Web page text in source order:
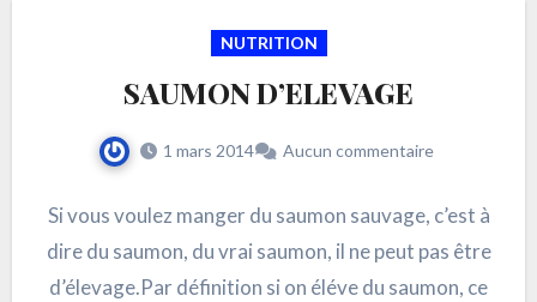
NUTRITION
SAUMON D’ELEVAGE
1 mars 2014 Aucun commentaire
Si vous voulez manger du saumon sauvage, c’est à
dire du saumon, du vrai saumon, il ne peut pas être
d’élevage.Par définition si on éléve du saumon, ce